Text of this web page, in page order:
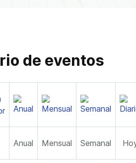
de eventos
Anual Mensual Semanal